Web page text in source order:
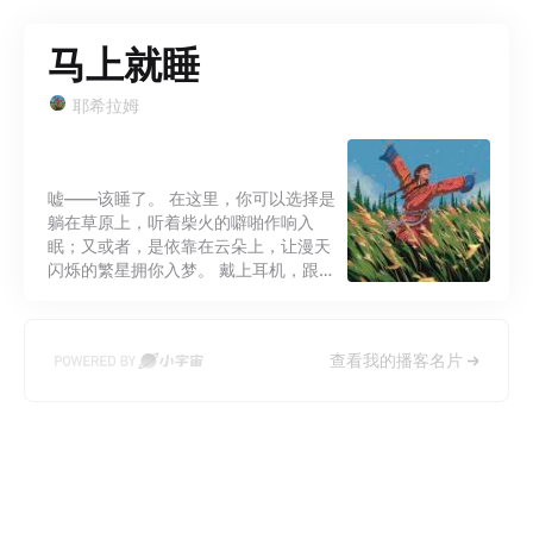
马上就睡
耶希拉姆
嘘——该睡了。 在这里，你可以选择是
躺在草原上，听着柴火的噼啪作响入
眠；又或者，是依靠在云朵上，让漫天
闪烁的繁星拥你入梦。 戴上耳机，跟着
查看我的播客名片